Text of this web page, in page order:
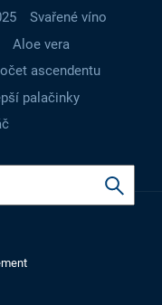
Svařené víno
Aloe vera
ascendentu
palačinky